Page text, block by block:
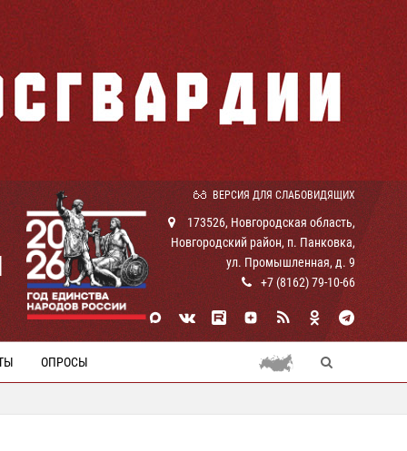
ВЕРСИЯ ДЛЯ СЛАБОВИДЯЩИХ
173526, Новгородская область,
Новгородский район, п. Панковка,
ул. Промышленная, д. 9
+7 (8162) 79-10-66
ОПРОСЫ